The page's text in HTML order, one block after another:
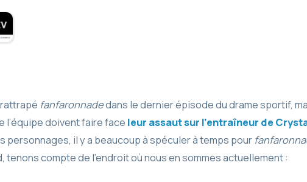
fanfaronnadedans le dernier épisode du drame sportif,
l’équipe doivent faire face leur assaut sur l’entraîneur de
personnages, il y a beaucoup à spéculer à temps pour
tenons compte de l’endroit où nous en sommes actuellement :